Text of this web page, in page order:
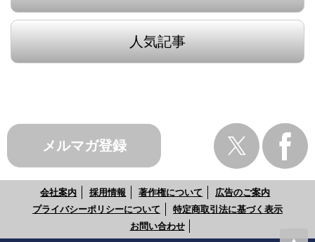
人気記事
メルマガ登録
会社案内 採用情報 著作権について
広告のご案内
プライバシーポリシーについて
特定商取引法に基づく表示
お問い合わせ